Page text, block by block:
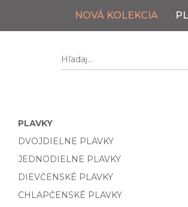
NOVÁ KOLEKCIA
PLAVKY
DVOJDIELNE PLAVKY
JEDNODIELNE PLAVKY
DIEVČENSKÉ PLAVKY
CHLAPČENSKÉ PLAVKY